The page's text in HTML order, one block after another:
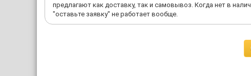
предлагают как доставку, так и самовывоз. Когда нет в
"оставьте заявку" не работает вообще.